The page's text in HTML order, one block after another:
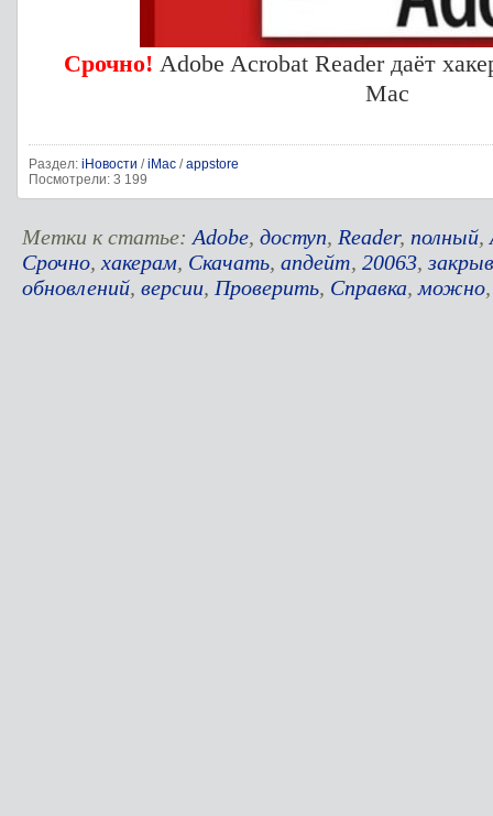
Срочно! Adobe Acrobat Reader даёт
Mac
Раздел: iНовости /iMac /appstore
Посмотрели: 3 199
Метки к статье: Adobe, доступ, Reader, полный,
Срочно, хакерам, Скачать, апдейт, 20063,
обновлений, версии, Проверить, Справка,можно